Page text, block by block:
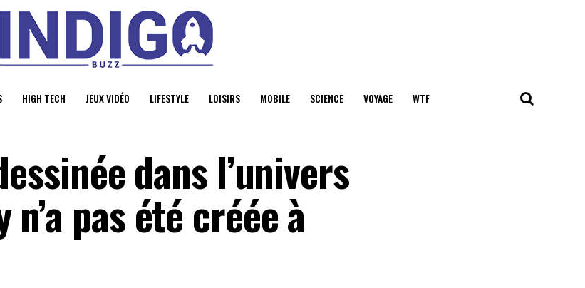
HIGH TECH JEUX VIDÉO LIFESTYLE LOISIRS MOBILE SCIENCE VOYAGE WTF
dans l’univers
pas été créée à